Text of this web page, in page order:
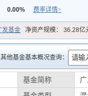
0.00% 费率详情>
发基金 净资产规模： 36.28亿
其他基金基本概况查询：
基金简称